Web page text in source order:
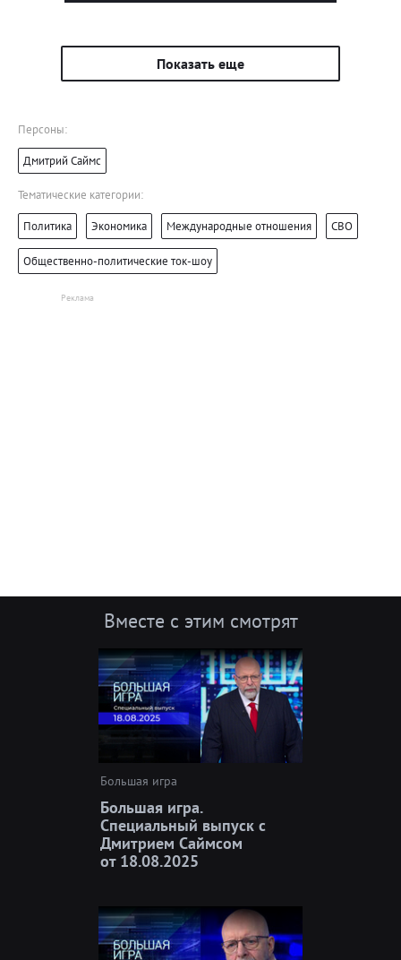
Показать еще
Персоны:
Дмитрий Саймс
Тематические категории:
Политика Экономика Международные отношения СВО
Общественно-политические ток-шоу
Вместе с этим смотрят
Большая игра
Большая игра.
Специальный выпуск с
Дмитрием Саймсом
от 18.08.2025